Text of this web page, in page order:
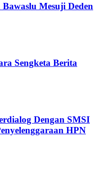
Mesuji Deden
Sengketa Berita
Dengan SMSI
HPN